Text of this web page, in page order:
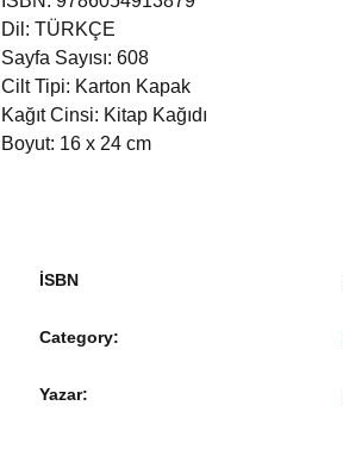
Psikoloji
Siyasi
Tarih
Dil: TÜRKÇE
Sayfa Sayısı: 608
Cilt Tipi: Karton Kapak
Kağıt Cinsi: Kitap Kağıdı
Boyut: 16 x 24 cm
İSBN
Category:
Yazar